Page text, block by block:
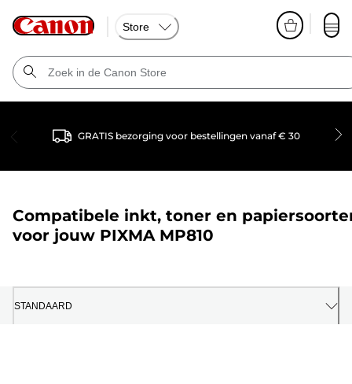
Store
GRATIS bezorging voor bestellingen vanaf € 30
Compatibele inkt, toner en
voor jouw PIXMA MP810
STANDAARD